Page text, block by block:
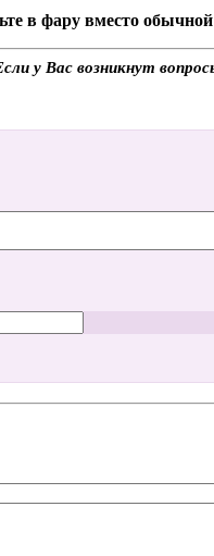
в фару вместо
у Вас возникнут